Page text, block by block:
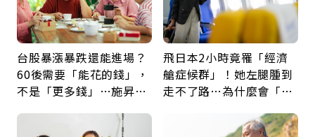
台股暴漲暴跌還能進場？
60後需要「能花的錢」，
不是「更多錢」…施昇
飛日本2小時竟罹「經濟
艙症候群」！她左腿腫到
走不了路…為什麼會「靜